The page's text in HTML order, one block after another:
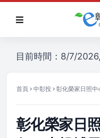
目前時間：8/7/
首頁 中彰投 彰化榮家日照
彰化榮家日